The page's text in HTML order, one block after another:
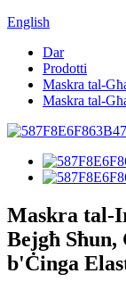
English
Dar
Prodotti
Maskra tal-
Maskra tal-
Maskra tal-
Bejgħ
b'Ċinga